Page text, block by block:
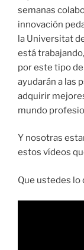
semanas
innovación
la Universitat
está
por este tipo
ayudarán a las
adquirir
mundo
Y nosotras
estos vídeos
Que ustedes